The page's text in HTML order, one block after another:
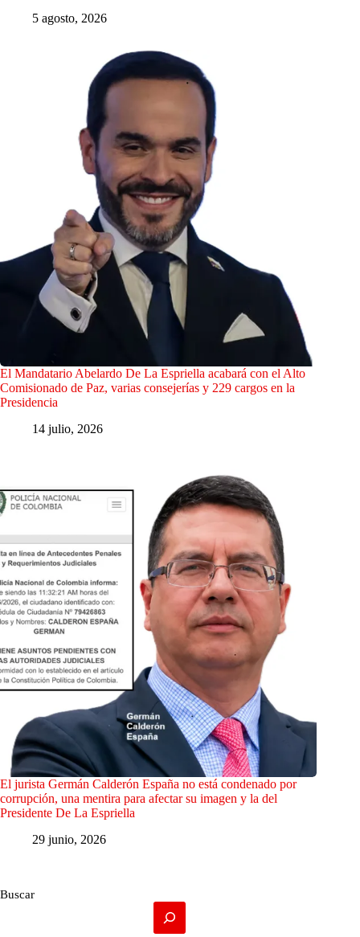
5 agosto, 2026
El Mandatario Abelardo De La Espriella acabará con el Alto
Comisionado de Paz, varias consejerías y 229 cargos en la
Presidencia
14 julio, 2026
El jurista Germán Calderón España no está condenado por
corrupción, una mentira para afectar su imagen y la del
Presidente De La Espriella
29 junio, 2026
Buscar